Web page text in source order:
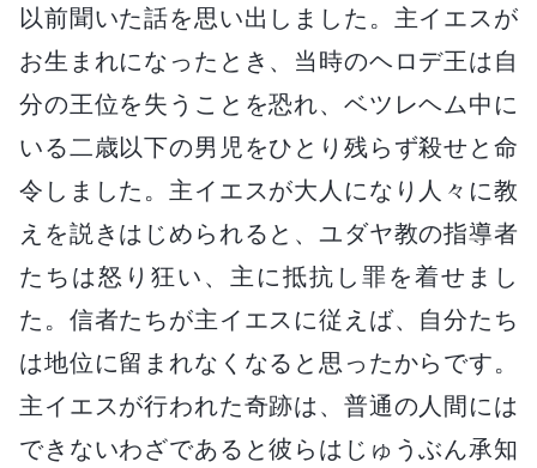
以前聞いた話を思い出しました。主イエスが
お生まれになったとき、当時のヘロデ王は自
分の王位を失うことを恐れ、ベツレヘム中に
いる二歳以下の男児をひとり残らず殺せと命
令しました。主イエスが大人になり人々に教
えを説きはじめられると、ユダヤ教の指導者
たちは怒り狂い、主に抵抗し罪を着せまし
た。信者たちが主イエスに従えば、自分たち
は地位に留まれなくなると思ったからです。
主イエスが行われた奇跡は、普通の人間には
できないわざであると彼らはじゅうぶん承知